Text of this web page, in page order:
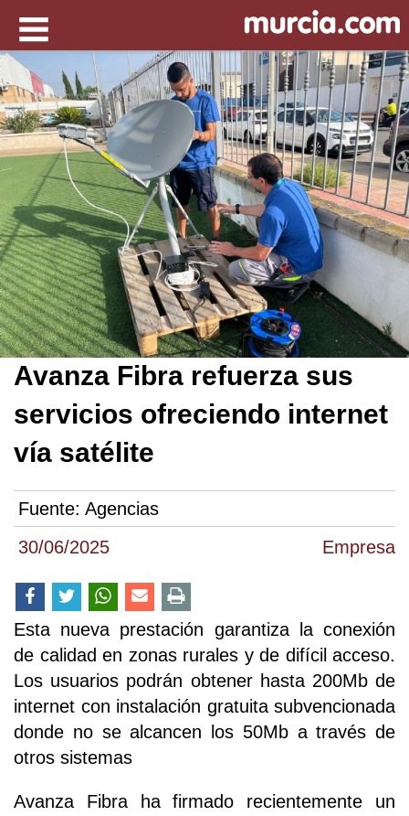
30/06/2025 Empresa
Avanza Fibra refuerza sus
servicios ofreciendo internet
vía satélite
Fuente: Agencias
Esta nueva prestación garantiza la conexión
de calidad en zonas rurales y de difícil acceso.
Los usuarios podrán obtener hasta 200Mb de
internet con instalación gratuita subvencionada
donde no se alcancen los 50Mb a través de
otros sistemas
Avanza Fibra ha firmado recientemente un